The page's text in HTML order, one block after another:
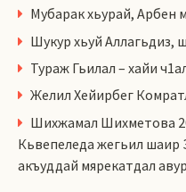
Мубарак хьурай, Арбен
Шукур хьуй Аллагьдиз,
Тураж Гьилал – хайи
Желил Хейирбег
Шихжамал Шихметова
Кьвепеледа жегьил шаир
акъуддай мярекатдал